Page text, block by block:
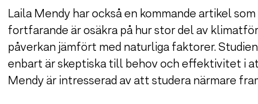
Laila Mendy har också en kommande artikel
fortfarande är osäkra på hur stor del av
påverkan jämfört med naturliga faktorer.
enbart är skeptiska till behov och effektivitet i
Mendy är intresserad av att studera närmare